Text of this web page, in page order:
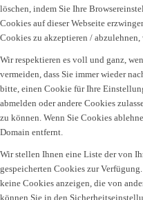
löschen, indem Sie Ihre
Cookies auf dieser Webseite
Cookies zu akzeptieren / abzulehnen,
Wir respektieren es voll und ganz,
vermeiden, dass Sie immer wieder
bitte, einen Cookie für Ihre
abmelden oder andere Cookies
zu können. Wenn Sie Cookies
Domain entfernt.
Wir stellen Ihnen eine Liste der von
gespeicherten Cookies zur
keine Cookies anzeigen, die von
können Sie in den